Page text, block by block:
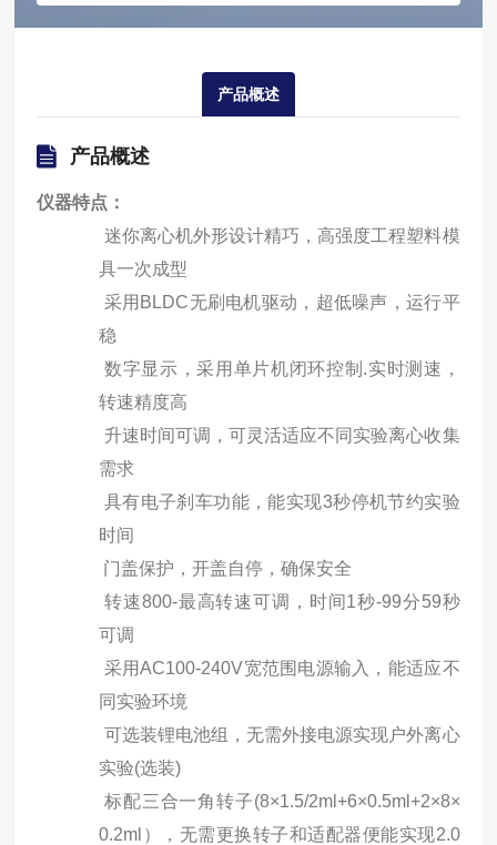
产品概述
产品概述
仪器特点 ：
迷你离心机外形设计精巧，高强度工程塑料模
具一次成型
采用 BLDC无刷 电机驱动，超低噪声，运行平
稳
数字显示，采用单片机闭环控制 .实时测速，
转速精度高
升速时间可调，可灵活适应不同实验离心收集
需求
具有电子刹车功能，能实现3秒停机节约实验
时间
门盖保护，开盖自停，确保安全
转速800-最高转速可调，时间 1秒-99分59秒
可调
采用AC100-240V宽范围电源输入，能适应不
同实验环境
可选装锂电池组，无需外接电源实现户外离心
实验(选装)
标配三合一角转子(8×1.5/2ml+6×0.5ml +2×8×
0.2m ） ，无需更换转子和适配器便能实现2.0